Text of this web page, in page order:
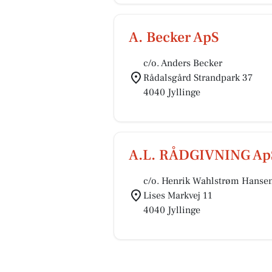
A. Becker ApS
c/o. Anders Becker
Rådalsgård Strandpark 37
4040 Jyllinge
A.L. RÅDGIVNING
c/o. Henrik Wahlstrøm
Lises Markvej 11
4040 Jyllinge